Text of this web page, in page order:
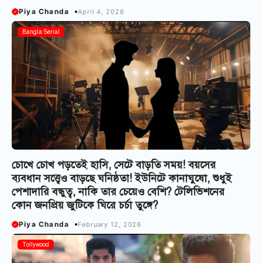
Piya Chanda April 4, 2026
Bangla Serial
চোখে চোখ পড়তেই হাসি, সেটে বাড়তি সময়! বয়সের
ব্যবধান সত্ত্বেও বাড়ছে ঘনিষ্ঠতা! ইউনিটে কানাঘুষো, শুধুই
পেশাদারি বন্ধুত্ব, নাকি তার চেয়েও বেশি? টেলিভিশনের
কোন জনপ্রিয় জুটিকে ঘিরে চর্চা তুঙ্গে?
Piya Chanda February 12, 2026
Tollywood